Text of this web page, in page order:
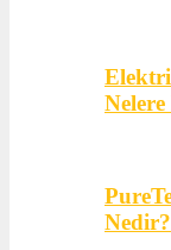
Nedir?